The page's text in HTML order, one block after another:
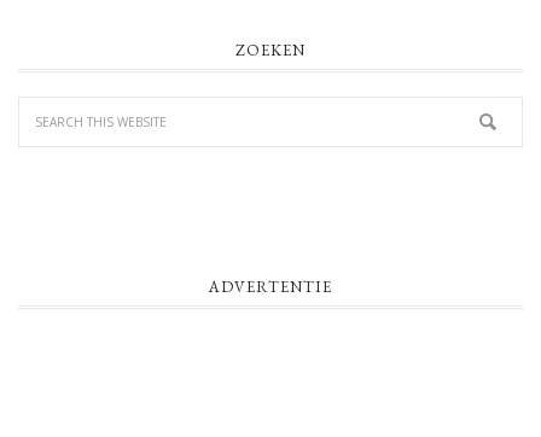
ZOEKEN
ADVERTENTIE